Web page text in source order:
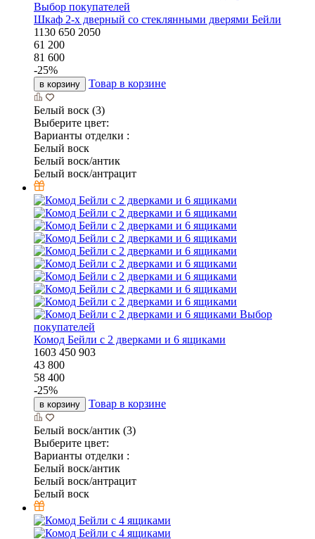
Выбор покупателей
Шкаф 2-х дверный со стеклянными дверями Бейли
1130 650 2050
61 200
81 600
-25%
в корзину Товар в корзине
Белый воск (3)
Выберите цвет:
Варианты отделки :
Белый воск
Белый воск/антик
Белый воск/антрацит
Выбор
покупателей
Комод Бейли с 2 дверками и 6 ящиками
1603 450 903
43 800
58 400
-25%
в корзину Товар в корзине
Белый воск/антик (3)
Выберите цвет:
Варианты отделки :
Белый воск/антик
Белый воск/антрацит
Белый воск